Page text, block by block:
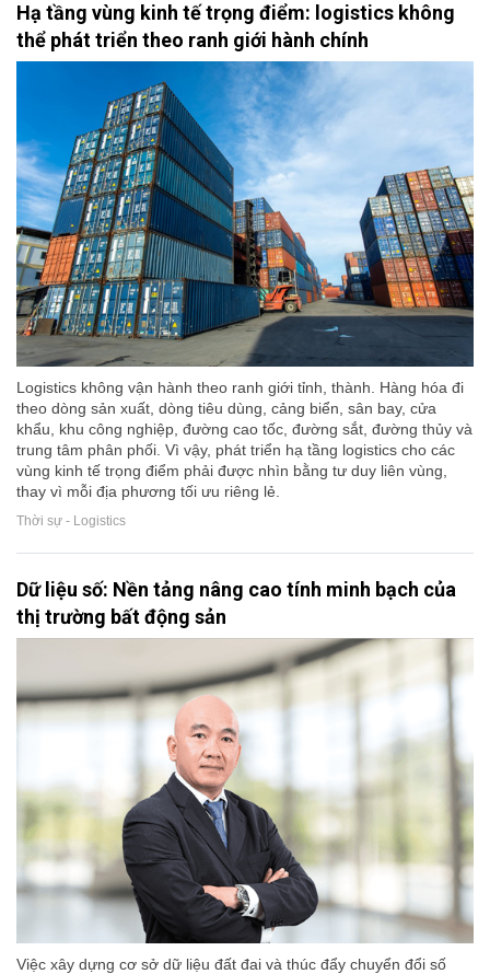
Hạ tầng vùng kinh tế trọng điểm: logistics không
thể phát triển theo ranh giới hành chính
Logistics không vận hành theo ranh giới tỉnh, thành. Hàng hóa đi
theo dòng sản xuất, dòng tiêu dùng, cảng biển, sân bay, cửa
khẩu, khu công nghiệp, đường cao tốc, đường sắt, đường thủy và
trung tâm phân phối. Vì vậy, phát triển hạ tầng logistics cho các
vùng kinh tế trọng điểm phải được nhìn bằng tư duy liên vùng,
thay vì mỗi địa phương tối ưu riêng lẻ.
Thời sự - Logistics
Dữ liệu số: Nền tảng nâng cao tính minh bạch của
thị trường bất động sản
Việc xây dựng cơ sở dữ liệu đất đai và thúc đẩy chuyển đổi số